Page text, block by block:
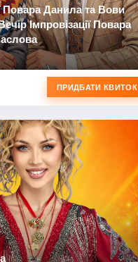
Повара Данила та Вови
Імпровізації Повара
ПРИДБАТИ КВИТОК